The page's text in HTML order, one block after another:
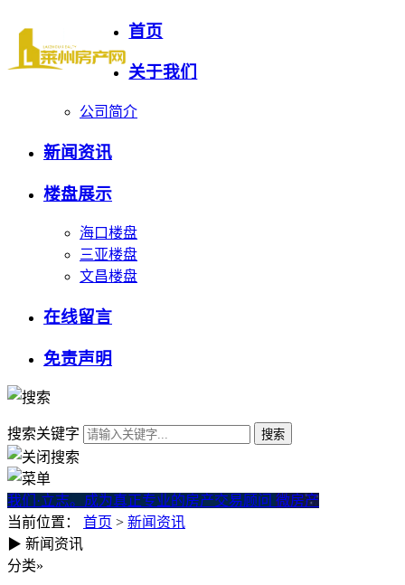
首页
关于我们
公司简介
新闻资讯
楼盘展示
海口楼盘
三亚楼盘
文昌楼盘
在线留言
免责声明
搜索关键字
我们·立志。成为真正专业的房产交易顾问 微房产
当前位置： 首页 > 新闻资讯
买房必看！揭秘2026年“排行
▶ 新闻资讯
分类»